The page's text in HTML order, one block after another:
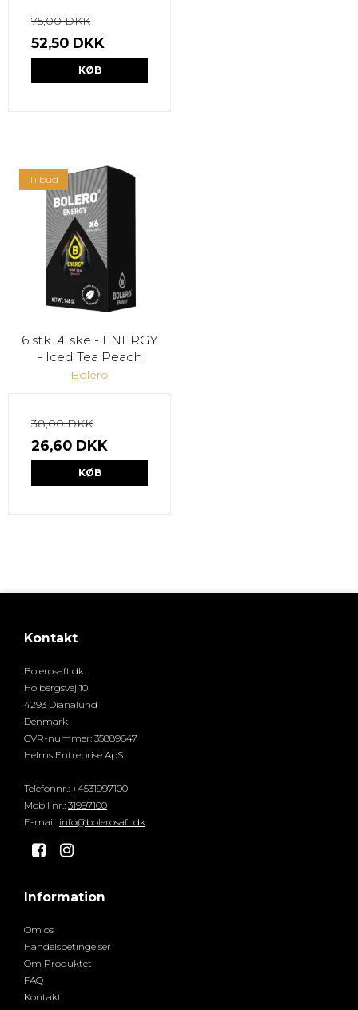
75,00 DKK
52,50 DKK
KØB
Tilbud
6 stk. Æske - ENERGY
- Iced Tea Peach
Bolero
38,00 DKK
26,60 DKK
KØB
Kontakt
Bolerosaft.dk
Holbergsvej 10
4293 Dianalund
Denmark
CVR-nummer: 35889647
Helms Entreprise ApS
Telefonnr.: +4531997100
Mobil nr.: 31997100
E-mail: info@bolerosaft.dk
Information
Om os
Handelsbetingelser
Om Produktet
FAQ
Kontakt